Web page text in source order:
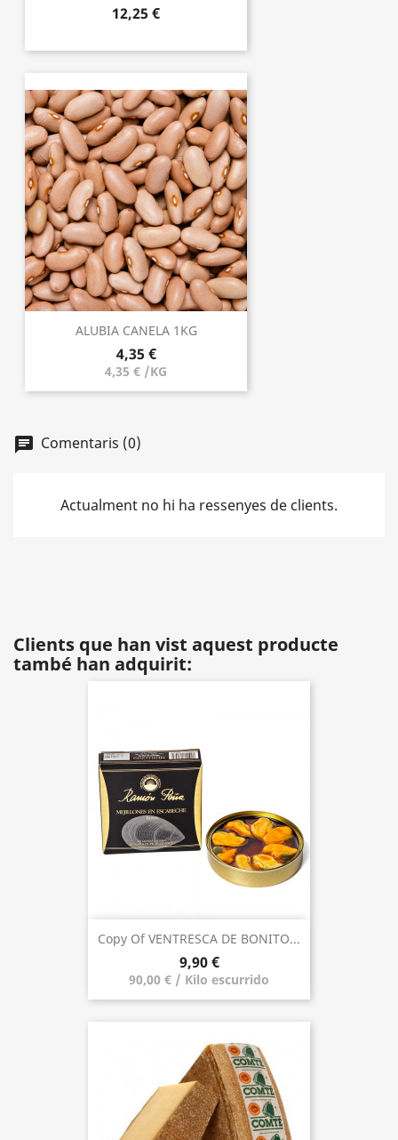
12,25 €
ALUBIA CANELA 1KG
4,35 €
4,35 € /KG
chat Comentaris (0)
Actualment no hi ha ressenyes de clients.
Clients que han vist aquest producte
també han adquirit:
Copy Of VENTRESCA DE BONITO...
9,90 €
90,00 € / Kilo escurrido